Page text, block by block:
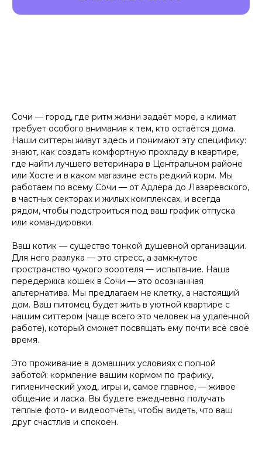
Сочи — город, где ритм жизни задаёт море, а климат
требует особого внимания к тем, кто остаётся дома.
Наши ситтеры живут здесь и понимают эту специфику:
знают, как создать комфортную прохладу в квартире,
где найти лучшего ветеринара в Центральном районе
или Хосте и в каком магазине есть редкий корм. Мы
работаем по всему Сочи — от Адлера до Лазаревского,
в частных секторах и жилых комплексах, и всегда
рядом, чтобы подстроиться под ваш график отпуска
или командировки.
Ваш котик — существо тонкой душевной организации.
Для него разлука — это стресс, а замкнутое
пространство чужого зооотеля — испытание. Наша
передержка кошек в Сочи — это осознанная
альтернатива. Мы предлагаем не клетку, а настоящий
дом. Ваш питомец будет жить в уютной квартире с
нашим ситтером (чаще всего это человек на удалённой
работе), который сможет посвящать ему почти всё своё
время.
Это проживание в домашних условиях с полной
заботой: кормление вашим кормом по графику,
гигиенический уход, игры и, самое главное, — живое
общение и ласка. Вы будете ежедневно получать
тёплые фото- и видеоотчёты, чтобы видеть, что ваш
друг счастлив и спокоен.
10 ПРЕИМУЩЕСТВ,
КОТОРЫЕОТЛИЧАЮТ
НАС ОТ ОСТАЛЬНЫХ
Удобный заказ
Заказ в пару кликов через
телеграм-бот. При повторном
заказе заново заполнять ничего
не нужно, мы всё запоминаем!
выгульщика